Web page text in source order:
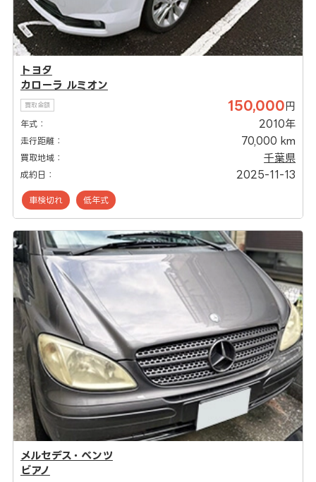
トヨタ
カローラ ルミオン
買取金額 150,000 円
年式： 2010年
走行距離： 70,000 km
買取地域： 千葉県
成約日： 2025-11-13
車検切れ 低年式
メルセデス・ベンツ
ビアノ